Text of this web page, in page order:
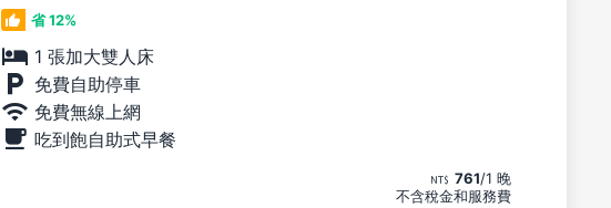
省 12%
1 張加大雙人床
免費自助停車
免費無線上網
吃到飽自助式早餐
761/1 晚
不含稅金和服務費